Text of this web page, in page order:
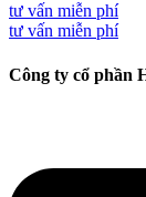
tư vấn miễn phí
tư vấn miễn phí
Công ty cổ phần